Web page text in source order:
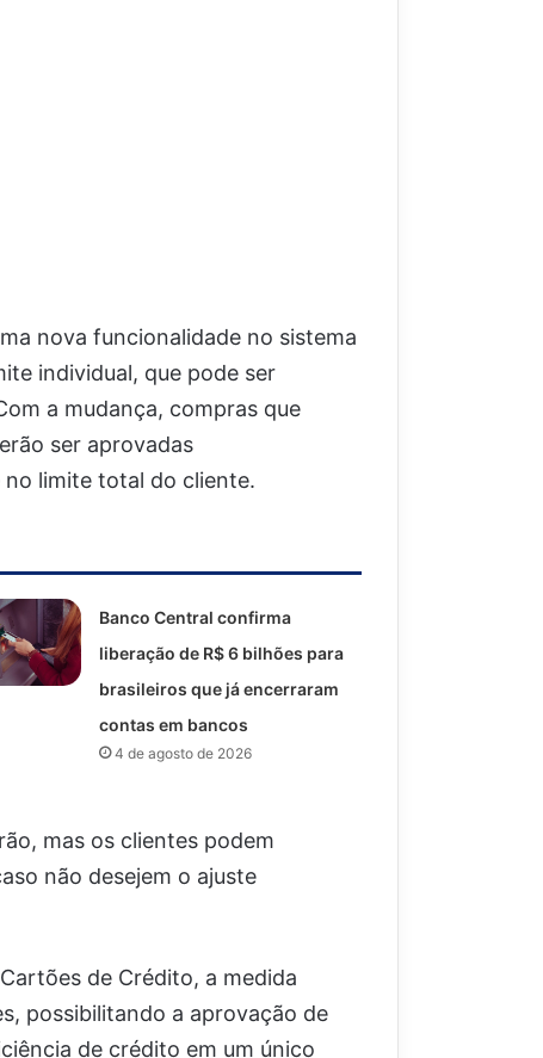
nova funcionalidade no sistema
individual, que pode ser
a mudança, compras que
ser aprovadas
limite total do cliente.
Banco Central confirma
liberação de R$ 6 bilhões para
brasileiros que já encerraram
contas em bancos
4 de agosto de 2026
mas os clientes podem
não desejem o ajuste
de Crédito, a medida
possibilitando a aprovação de
de crédito em um único